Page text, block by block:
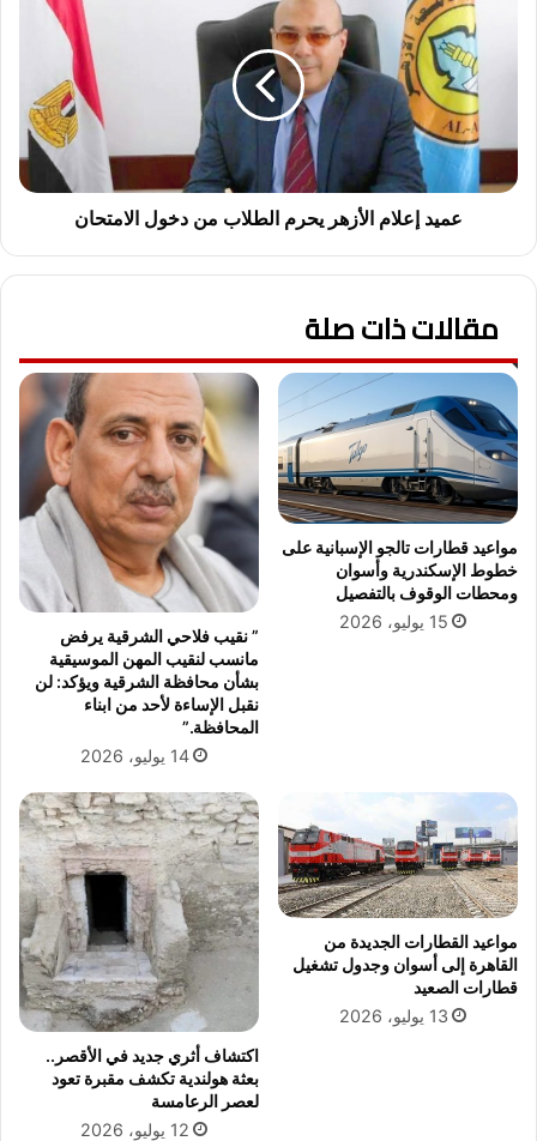
إعلام
الأزهر
يحرم
الطلاب
دخول
الامتحان
عميد إعلام الأزهر يحرم الطلاب من دخول الامتحان
مقالات ذات صلة
مواعيد قطارات تالجو الإسبانية على
خطوط الإسكندرية وأسوان
ومحطات الوقوف بالتفصيل
15 يوليو، 2026
” نقيب فلاحي الشرقية يرفض
مانسب لنقيب المهن الموسيقية
بشأن محافظة الشرقية ويؤكد: لن
نقبل الإساءة لأحد من ابناء
المحافظة.”
14 يوليو، 2026
مواعيد القطارات الجديدة من
القاهرة إلى أسوان وجدول تشغيل
قطارات الصعيد
13 يوليو، 2026
اكتشاف أثري جديد في الأقصر..
بعثة هولندية تكشف مقبرة تعود
لعصر الرعامسة
12 يوليو، 2026